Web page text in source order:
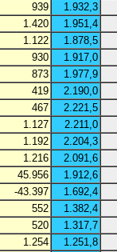
939
1.932,3
1.420
1.951,4
1.122
1.878,5
930
1.917,0
873
1.977,9
419
2.190,0
467
2.221,5
1.127
2.211,0
1.192
2.204,3
1.216
2.091,6
45.956
1.912,6
-43.397
1.692,4
552
1.382,4
520
1.317,7
1.254
1.251,8